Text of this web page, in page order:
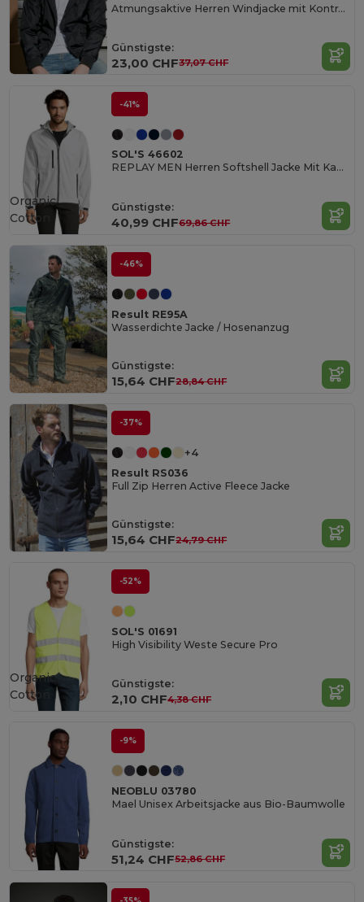
Atmungsaktive Herren Windjacke mit Kontrastdetails
Günstigste:
23,00 CHF37,07 CHF
-41%
SOL'S 46602
REPLAY MEN Herren Softshell Jacke Mit Kapuze
Günstigste:
40,99 CHF69,86 CHF
Organic
Cotton
-46%
Result RE95A
Wasserdichte Jacke / Hosenanzug
Günstigste:
15,64 CHF28,84 CHF
-37%
+4
Result RS036
Full Zip Herren Active Fleece Jacke
Günstigste:
15,64 CHF24,79 CHF
-52%
SOL'S 01691
High Visibility Weste Secure Pro
Günstigste:
2,10 CHF4,38 CHF
Organic
Cotton
-9%
NEOBLU 03780
Mael Unisex Arbeitsjacke aus Bio-Baumwolle
Günstigste:
51,24 CHF52,86 CHF